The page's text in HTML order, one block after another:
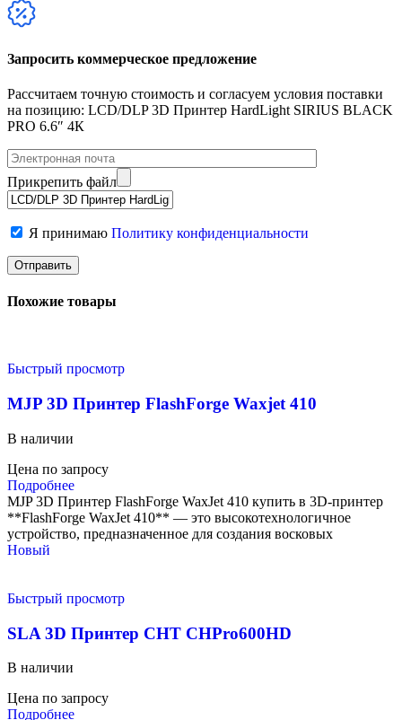
Запросить коммерческое предложение
Рассчитаем точную стоимость и согласуем условия поставки
на позицию: LCD/DLP 3D Принтер HardLight SIRIUS BLACK
PRO 6.6″ 4К
Прикрепить файл
Я принимаю Политику конфиденциальности
Похожие товары
Быстрый просмотр
MJP 3D Принтер FlashForge Waxjet 410
В наличии
Цена по запросу
Подробнее
MJP 3D Принтер FlashForge WaxJet 410 купить в 3D-принтер
**FlashForge WaxJet 410** — это высокотехнологичное
устройство, предназначенное для создания восковых
Новый
Быстрый просмотр
SLA 3D Принтер CHT CHPro600HD
В наличии
Цена по запросу
Подробнее